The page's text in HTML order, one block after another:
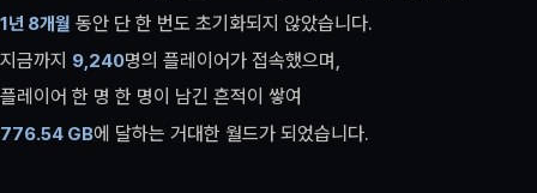
1년 8개월 동안 단 한 번도 초기화되지 않았습니다.
지금까지 9,240명의 플레이어가 접속했으며,
플레이어 한 명 한 명이 남긴 흔적이 쌓여
776.54 GB에 달하는 거대한 월드가 되었습니다.
무엇을 할지는 플레이어가 직접 결정합니다.
어떤 행동을 해도 서버에서 차단되지 않습니다.
2B2T KOREA는 다른 서버에서 느낄 수 없는
완전한 자유를 보장합니다.
수많은 플레이어가 동시에 활동하는 고부하 환경에서도
평균20.00TPS의 안정적인 성능을 유지합니다.
서버 역시 물리적으로 한국에 위치하고 있어,
서울 기준 평균 지연시간13.14ms의 쾌적한 환경을 제공합니다.